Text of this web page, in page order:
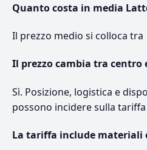
Quanto costa in media
Il prezzo medio si colloca tra
Il prezzo cambia tra centro
Sì. Posizione, logistica e
possono incidere sulla
La tariffa include materiali